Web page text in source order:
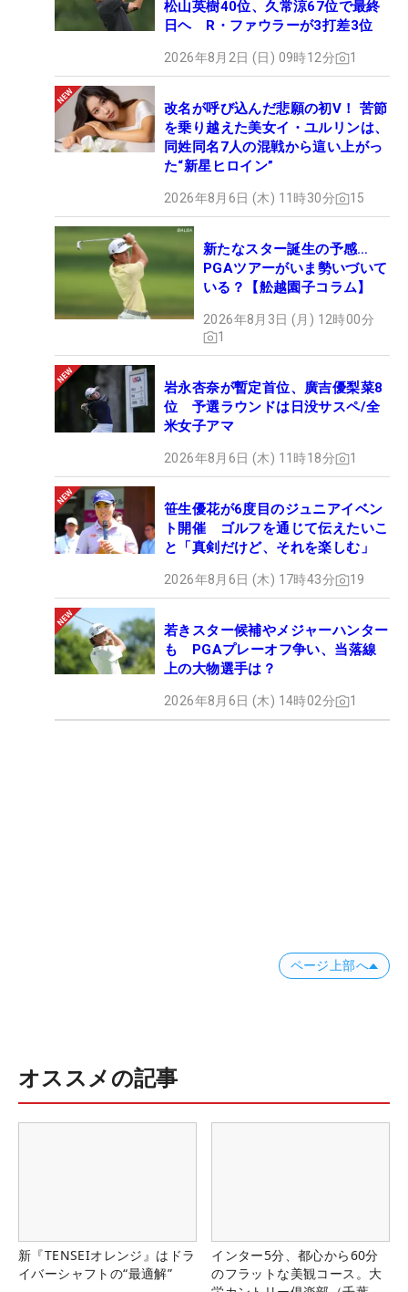
松山英樹40位、久常涼67位で最終
日ヘ R・ファウラーが3打差3位
2026年8月2日 (日) 09時12分 1
改名が呼び込んだ悲願の初V！ 苦節
を乗り越えた美女イ・ユルリンは、
同姓同名7人の混戦から這い上がっ
た“新星ヒロイン”
2026年8月6日 (木) 11時30分 15
新たなスター誕生の予感…
PGAツアーがいま勢いづいて
いる？【舩越園子コラム】
2026年8月3日 (月) 12時00分
1
岩永杏奈が暫定首位、廣吉優梨菜8
位 予選ラウンドは日没サスペ/全
米女子アマ
2026年8月6日 (木) 11時18分 1
笹生優花が6度目のジュニアイベン
ト開催 ゴルフを通じて伝えたいこ
と「真剣だけど、それを楽しむ」
2026年8月6日 (木) 17時43分 19
若きスター候補やメジャーハンター
も PGAプレーオフ争い、当落線
上の大物選手は？
2026年8月6日 (木) 14時02分 1
ページ上部へ
オススメの記事
新『TENSEIオレンジ』はドラ
イバーシャフトの“最適解”
インター5分、都心から60分
のフラットな美観コース。大